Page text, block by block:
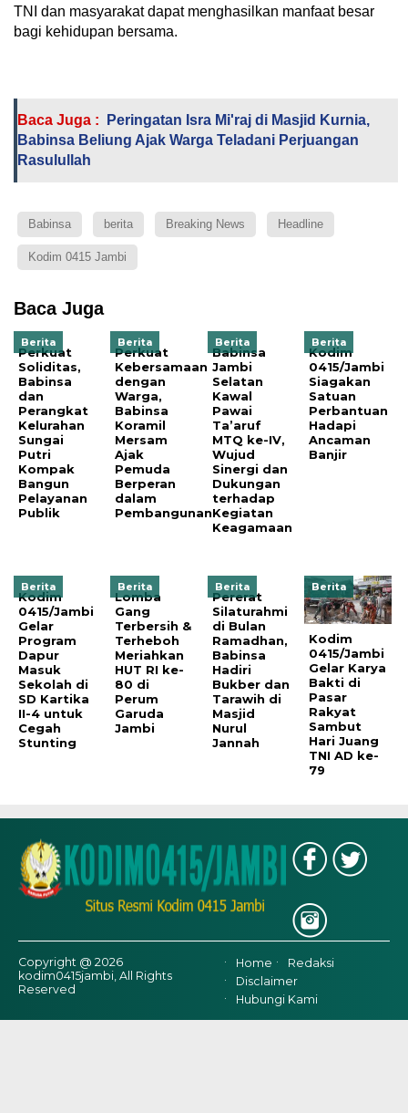
TNI dan masyarakat dapat menghasilkan manfaat besar
bagi kehidupan bersama.
Baca Juga :
Peringatan Isra Mi'raj di Masjid Kurnia,
Babinsa Beliung Ajak Warga Teladani Perjuangan
Rasulullah
Babinsa berita Breaking News Headline
Kodim 0415 Jambi
Baca Juga
Berita
Perkuat
Soliditas,
Babinsa
dan
Perangkat
Kelurahan
Sungai
Putri
Kompak
Bangun
Pelayanan
Publik
Berita
Perkuat
Kebersamaan
dengan
Warga,
Babinsa
Koramil
Mersam
Ajak
Pemuda
Berperan
dalam
Pembangunan
Berita
Babinsa
Jambi
Selatan
Kawal
Pawai
Ta’aruf
MTQ ke-IV,
Wujud
Sinergi dan
Dukungan
terhadap
Kegiatan
Keagamaan
Berita
Kodim
0415/Jambi
Siagakan
Satuan
Perbantuan
Hadapi
Ancaman
Banjir
Berita
Kodim
0415/Jambi
Gelar
Program
Dapur
Masuk
Sekolah di
SD Kartika
II-4 untuk
Cegah
Stunting
Berita
Lomba
Gang
Terbersih &
Terheboh
Meriahkan
HUT RI ke-
80 di
Perum
Garuda
Jambi
Berita
Pererat
Silaturahmi
di Bulan
Ramadhan,
Babinsa
Hadiri
Bukber dan
Tarawih di
Masjid
Nurul
Jannah
Berita
Kodim
0415/Jambi
Gelar Karya
Bakti di
Pasar
Rakyat
Sambut
Hari Juang
TNI AD ke-
79
Copyright @ 2026
kodim0415jambi, All Rights
Reserved
Home
Redaksi
Disclaimer
Hubungi Kami